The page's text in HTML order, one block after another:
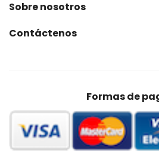
Sobre nosotros
Contáctenos
Formas de